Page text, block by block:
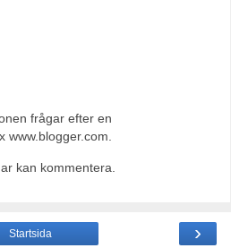
frågar efter en
www.blogger.com.
kan kommentera.
›
Startsida